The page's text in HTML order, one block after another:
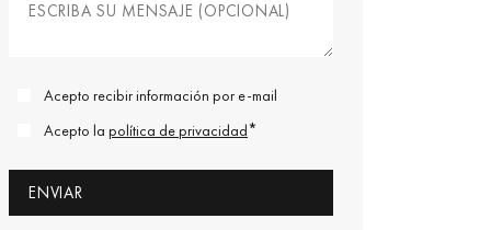
Acepto recibir información por e-mail
Acepto la política de privacidad*